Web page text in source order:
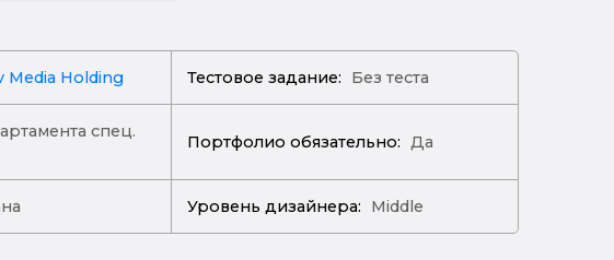
Media Holding Тестовое задание: Без теста
спец.
Портфолио обязательно: Да
Уровень дизайнера: Middle